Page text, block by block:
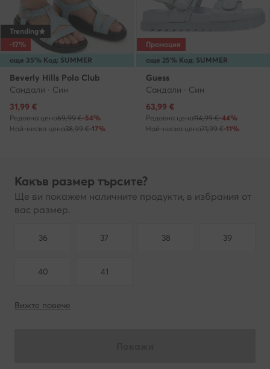
още 35% Код: SUMMER
Trending
-17%
Beverly Hills Polo Club
Сандали · Син
Актуална цена
31,99 €
Редовна цена69,99 €-54%
Най-ниска цена38,99 €-17%
още 25% Код: SUMMER
Промоция
Guess
Сандали · Син
Актуална цена
63,99 €
Редовна цена114,99 €-44%
Най-ниска цена71,99 €-11%
Какъв размер търсите?
Ще ви покажем наличните продукти, в избрания от
вас размер.
36 37 38 39
40 41
Вижте повече